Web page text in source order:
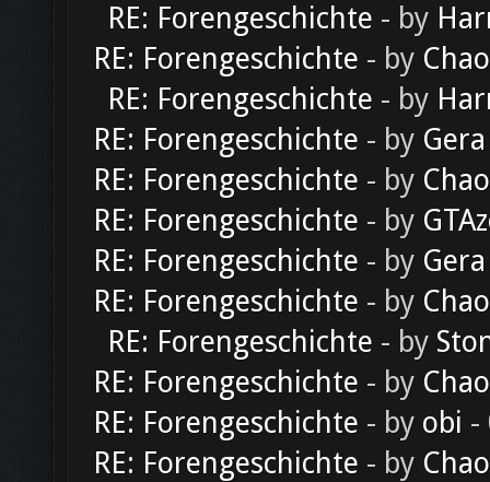
RE: Forengeschichte - by
RE: Forengeschichte - by
RE: Forengeschichte - by
RE: Forengeschichte - by Gera
RE: Forengeschichte - by
RE: Forengeschichte - by
RE: Forengeschichte - by Gera
RE: Forengeschichte - by
RE: Forengeschichte - by
RE: Forengeschichte - by
RE: Forengeschichte - by obi -
RE: Forengeschichte - by